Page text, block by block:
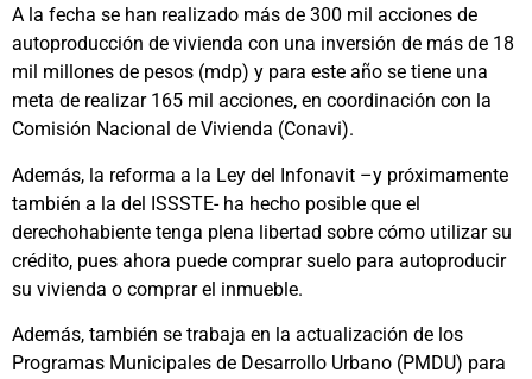
A la fecha se han realizado más de 300 mil acciones de
autoproducción de vivienda con una inversión de más de 18
mil millones de pesos (mdp) y para este año se tiene una
meta de realizar 165 mil acciones, en coordinación con la
Comisión Nacional de Vivienda (Conavi).
Además, la reforma a la Ley del Infonavit –y próximamente
también a la del ISSSTE- ha hecho posible que el
derechohabiente tenga plena libertad sobre cómo utilizar su
crédito, pues ahora puede comprar suelo para autoproducir
su vivienda o comprar el inmueble.
Además, también se trabaja en la actualización de los
Programas Municipales de Desarrollo Urbano (PMDU) para